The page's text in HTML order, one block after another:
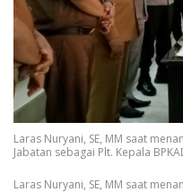
Laras Nuryani, SE, MM saat
Jabatan sebagai Plt. Kepala
Laras Nuryani, SE, MM saat